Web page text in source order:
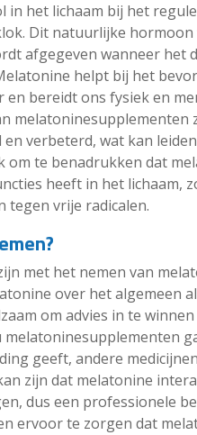
in het lichaam bij het
Dit natuurlijke
afgegeven wanneer het
helpt bij het
bereidt ons fysiek en
melatoninesupplementen
verbeterd, wat kan
om te benadrukken dat
heeft in het lichaam,
tegen vrije radicalen.
met het nemen van
over het algemeen
om advies in te
geeft, andere
zijn dat melatonine
dus een professionele
ervoor te zorgen dat